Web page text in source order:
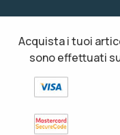
Acquista i tuoi
sono effettuati